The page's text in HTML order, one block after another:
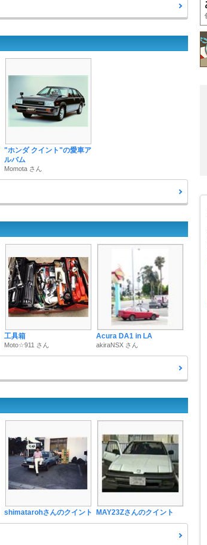
"ホンダ クイント"の愛車ア
ルバム
Momota さん
工具箱
Moto☆911 さん
Acura DA1 in LA
akiraNSX さん
shimatarohさんのクイント MAY23Zさんのクイント